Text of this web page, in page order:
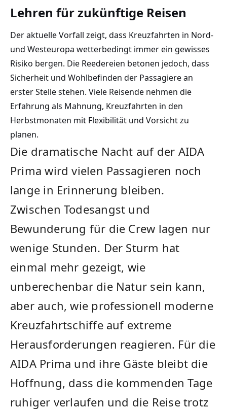
Lehren für zukünftige Reisen
Der aktuelle Vorfall zeigt, dass Kreuzfahrten in Nord-
und Westeuropa wetterbedingt immer ein gewisses
Risiko bergen. Die Reedereien betonen jedoch, dass
Sicherheit und Wohlbefinden der Passagiere an
erster Stelle stehen. Viele Reisende nehmen die
Erfahrung als Mahnung, Kreuzfahrten in den
Herbstmonaten mit Flexibilität und Vorsicht zu
planen.
Die dramatische Nacht auf der AIDA
Prima wird vielen Passagieren noch
lange in Erinnerung bleiben.
Zwischen Todesangst und
Bewunderung für die Crew lagen nur
wenige Stunden. Der Sturm hat
einmal mehr gezeigt, wie
unberechenbar die Natur sein kann,
aber auch, wie professionell moderne
Kreuzfahrtschiffe auf extreme
Herausforderungen reagieren. Für die
AIDA Prima und ihre Gäste bleibt die
Hoffnung, dass die kommenden Tage
ruhiger verlaufen und die Reise trotz